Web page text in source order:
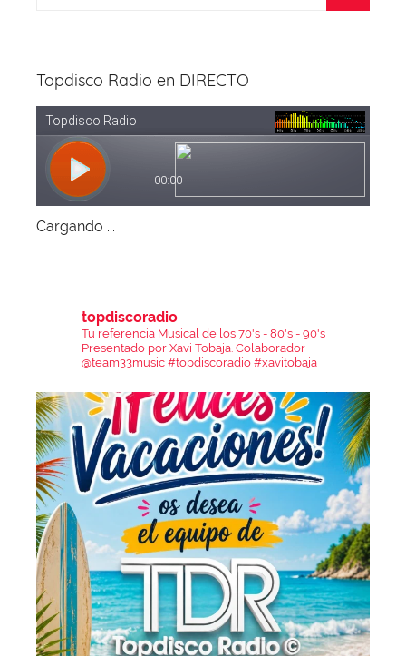
Topdisco Radio en DIRECTO
Cargando ...
topdiscoradio
Tu referencia Musical de los 70's - 80's - 90's
Presentado por Xavi Tobaja. Colaborador
@team33music #topdiscoradio #xavitobaja